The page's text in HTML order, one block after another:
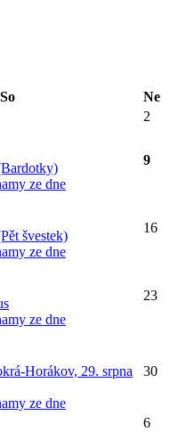
So
Ne
2
ze dne
9
švestek)
ze dne
16
ze dne
23
Horákov, 29. srpna
ze dne
30
6